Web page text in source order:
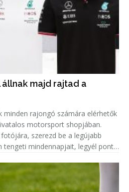
majd rajtad a
minden rajongó számára elérhetők
motorsport shopjában.
szerezd be a legújabb
tengeti mindennapjait, legyél pont